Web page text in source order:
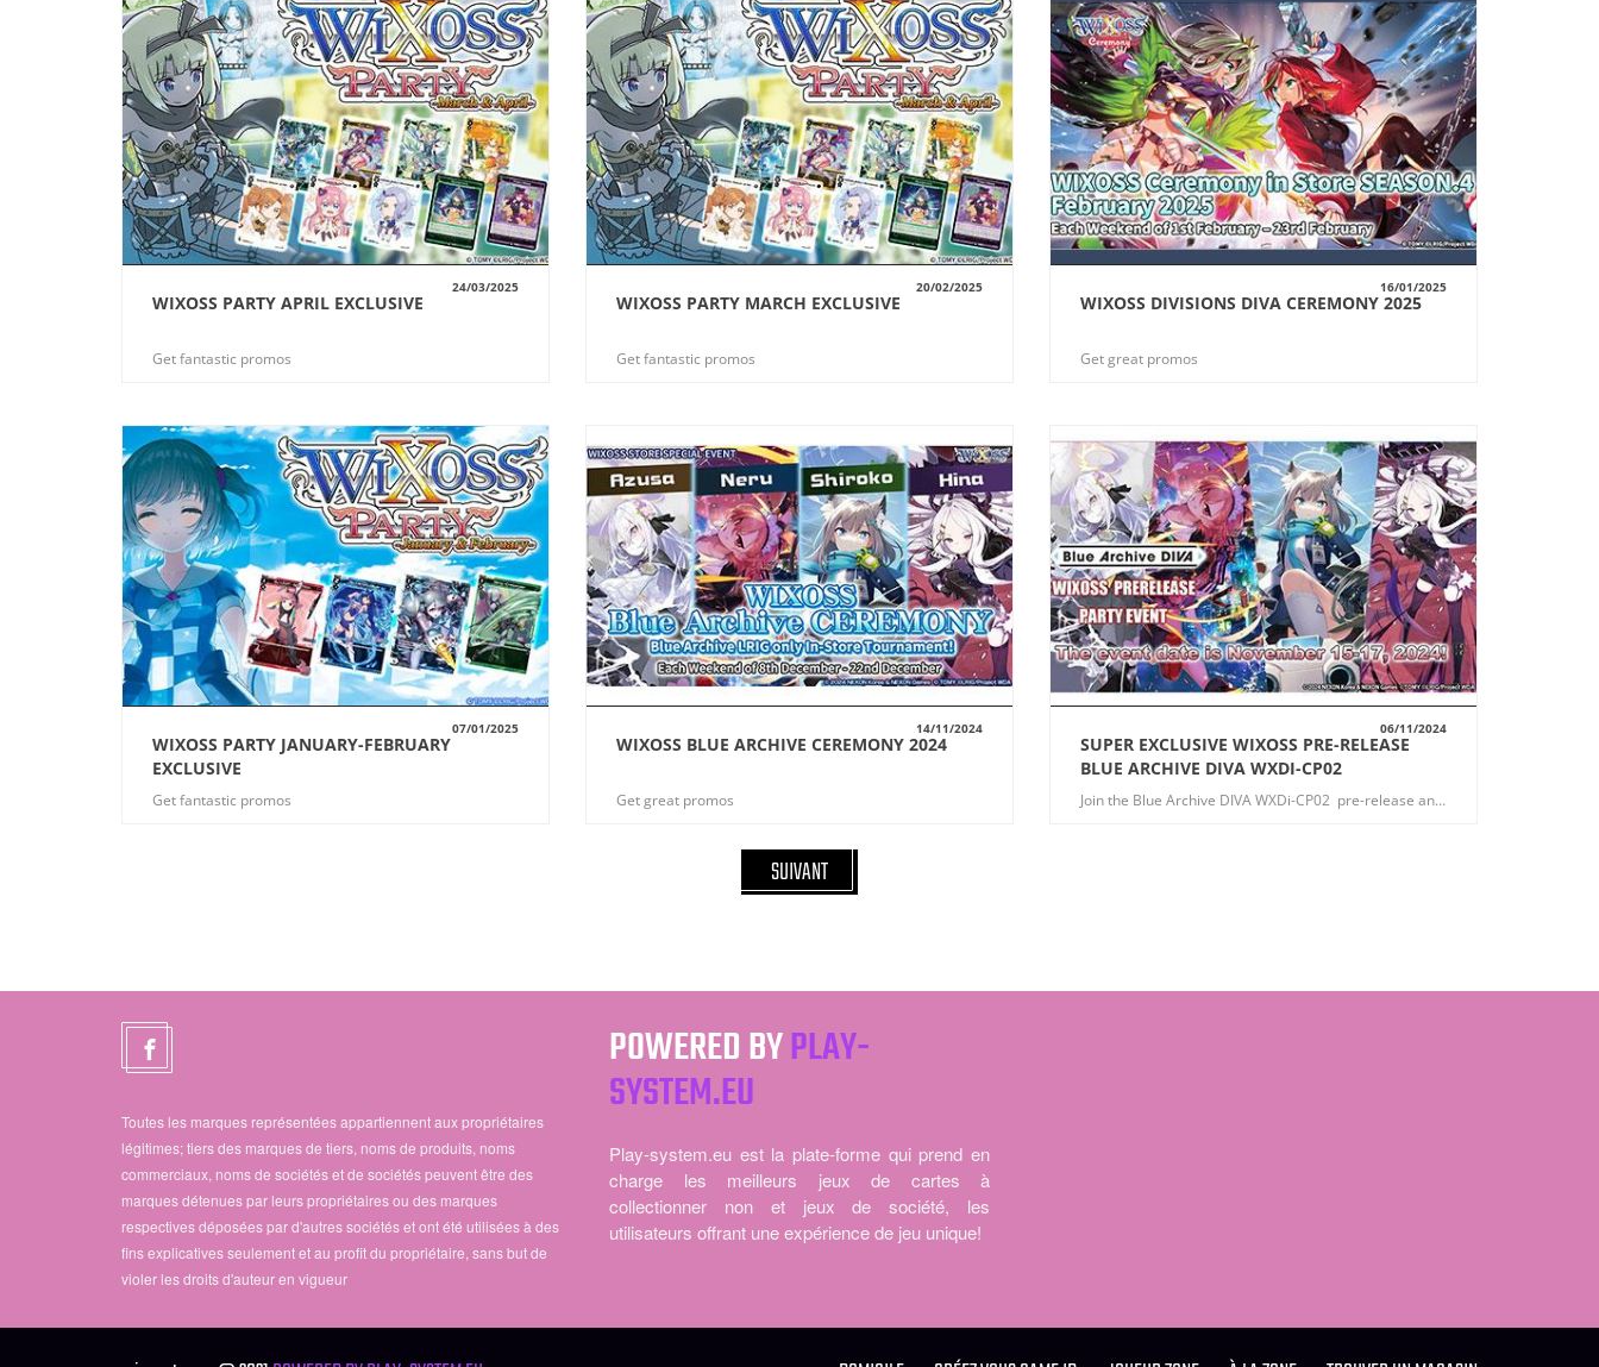
VUE
24/03/2025
WIXOSS PARTY APRIL EXCLUSIVE
Get fantastic promos
VUE
20/02/2025
WIXOSS PARTY MARCH EXCLUSIVE
Get fantastic promos
VUE
16/01/2025
WIXOSS DIVISIONS DIVA CEREMONY 2025
Get great promos
VUE
07/01/2025
WIXOSS PARTY JANUARY-FEBRUARY
EXCLUSIVE
Get fantastic promos
VUE
14/11/2024
WIXOSS BLUE ARCHIVE CEREMONY 2024
Get great promos
VUE
06/11/2024
SUPER EXCLUSIVE WIXOSS PRE-RELEASE
BLUE ARCHIVE DIVA WXDI-CP02
Join the Blue Archive DIVA WXDi-CP02 pre-release and get fantastic exclusive promos
SUIVANT
Toutes les marques représentées appartiennent aux propriétaires
légitimes; tiers des marques de tiers, noms de produits, noms
commerciaux, noms de sociétés et de sociétés peuvent être des
marques détenues par leurs propriétaires ou des marques
respectives déposées par d'autres sociétés et ont été utilisées à des
fins explicatives seulement et au profit du propriétaire, sans but de
violer les droits d'auteur en vigueur
POWERED BYPLAY-
SYSTEM.EU
Play-system.eu est la plate-forme qui prend en
charge les meilleurs jeux de cartes à
collectionner non et jeux de société, les
utilisateurs offrant une expérience de jeu unique!